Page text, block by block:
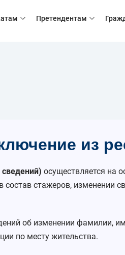
Претендентам
из
осуществляется на
стажеров, изменении
об изменении фамилии,
по месту жительства.